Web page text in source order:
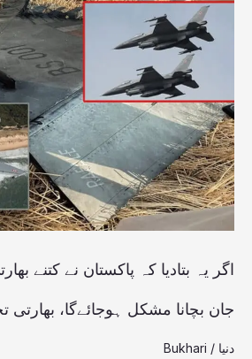
اگر یہ بتادیا کہ پاکستان نے کتنے
جان بچانا مشکل ہوجائےگا، بھارتی
دنیا /
Bukhari
کہ
پاکستان
نے
کتنے
بھارتی
جہاز
جان